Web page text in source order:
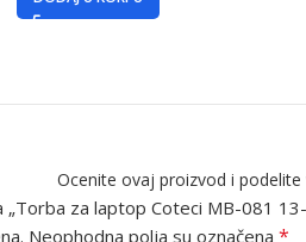
Ocenite ovaj proizvod i
za laptop Coteci MB-081
Neophodna polja su označena *